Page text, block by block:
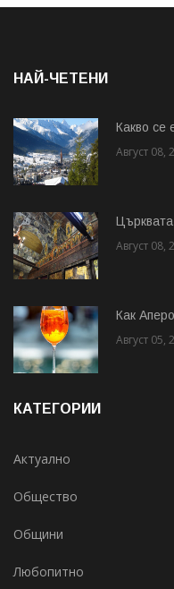
НАЙ-ЧЕТЕНИ
Какво се
Август 08,
Август 08,
Как
Август 05,
КАТЕГОРИИ
Актуално
Общество
Общини
Любопитно